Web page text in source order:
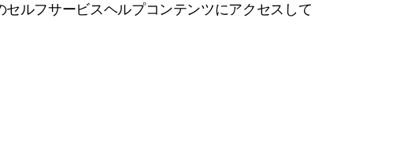
ルフサービスヘルプコンテンツにアクセスして